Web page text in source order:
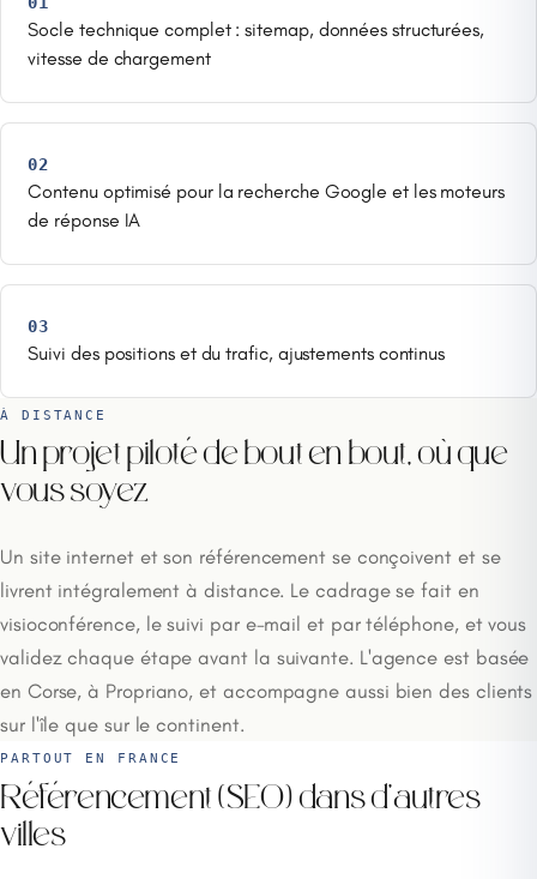
Socle technique complet : sitemap, données structurées,
vitesse de chargement
02
Contenu optimisé pour la recherche Google et les moteurs
de réponse IA
03
Suivi des positions et du trafic, ajustements continus
À DISTANCE
Un projet piloté de bout en bout, où que
vous soyez
Un site internet et son référencement se conçoivent et se
livrent intégralement à distance. Le cadrage se fait en
visioconférence, le suivi par e-mail et par téléphone, et vous
validez chaque étape avant la suivante. L'agence est basée
en Corse, à Propriano, et accompagne aussi bien des clients
sur l'île que sur le continent.
PARTOUT EN FRANCE
Référencement (SEO) dans d'autres
villes